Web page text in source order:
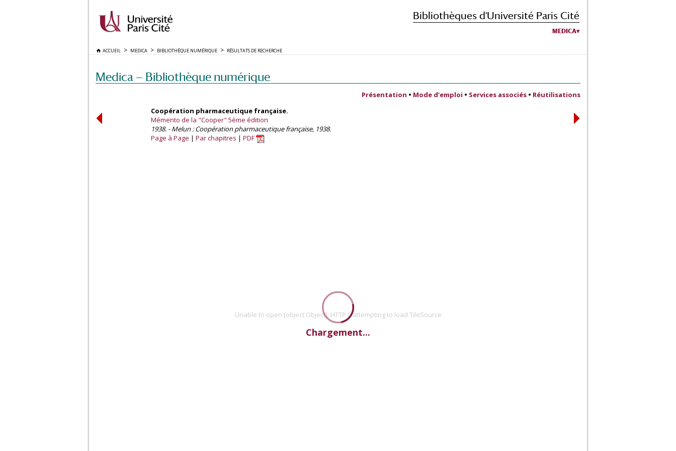
Bibliothèques d'Université Paris Cité
MEDICA
ACCUEIL MEDICA BIBLIOTHÈQUE NUMÉRIQUE RÉSULTATS DE RECHERCHE
Medica — Bibliothèque numérique
Présentation • Mode d’emploi • Services associés • Réutilisations
Coopération pharmaceutique française.
Mémento de la "Cooper" 5ème édition
1938. - Melun : Coopération pharmaceutique française, 1938.
Page à Page
Par chapitres PDF
Unable to open [object Object]: HTTP 0 attempting to load TileSource
Chargement...